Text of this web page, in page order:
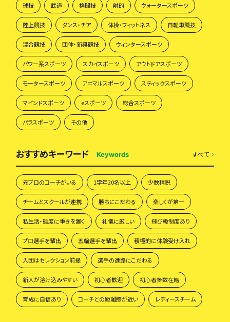
球技 武道 格闘技 射的 ウォータースポーツ
陸上競技 ダンス・チア 体操・フィットネス 自転車競技
混合競技 団体・新興競技 ウィンタースポーツ
パワー系スポーツ スカイスポーツ アウトドアスポーツ
モータースポーツ アニマルスポーツ スティックスポーツ
マインドスポーツ eスポーツ 総合スポーツ
パラスポーツ その他
おすすめキーワード Keywords すべて
元プロのコーチがいる 1学年20名以上 少数精鋭
チームとスクールが連携 勝ちにこだわる 楽しくが第一
私生活・態度に重きを置く 礼儀に厳しい 飛び級制度あり
プロ選手を輩出 五輪選手を輩出 積極的に体験受け入れ
入団はセレクション前提 選手の進路にこだわる
新人が溶け込みやすい 初心者歓迎 初心者多数在籍
育成に自信あり コーチとの距離感が近い レディースチーム